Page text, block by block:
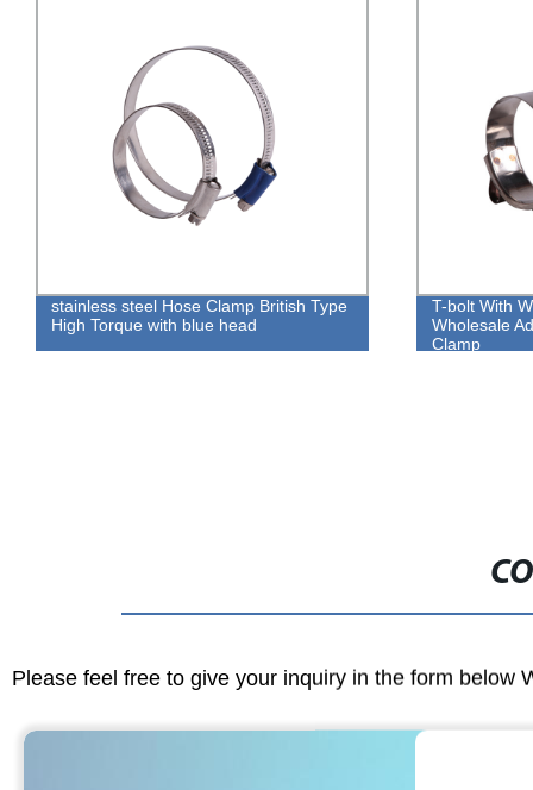
steel Hose Clamp British Type
with blue head
T-bolt With White or
Wholesale Adjustable
Please feel free to give your inquiry in the form below